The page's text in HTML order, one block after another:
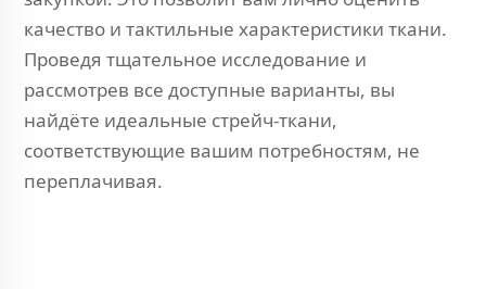
качество и тактильные характеристики ткани.
Проведя тщательное исследование и
рассмотрев все доступные варианты, вы
найдёте идеальные стрейч-ткани,
соответствующие вашим потребностям, не
переплачивая.